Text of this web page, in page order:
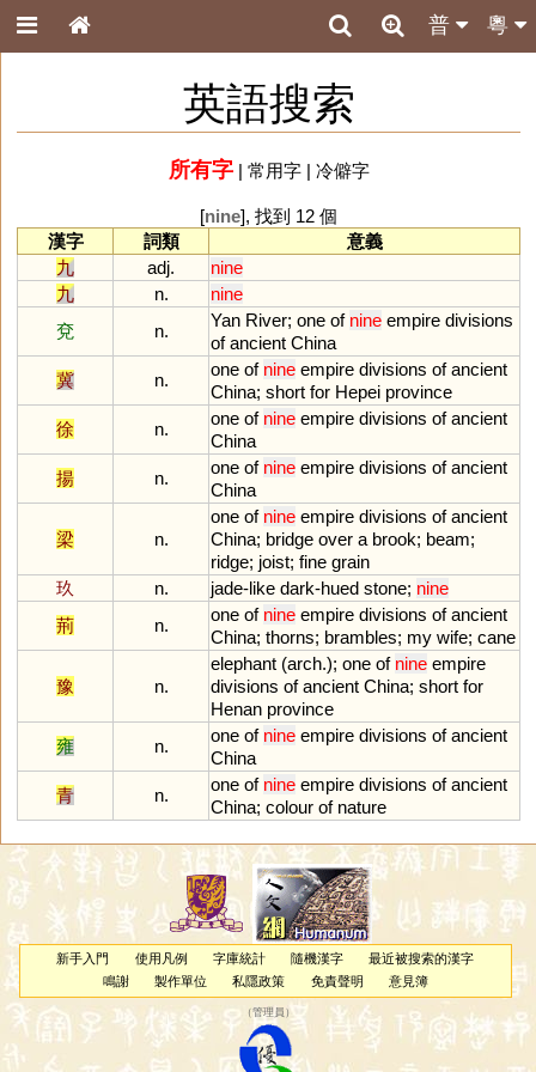
粵
普
英語搜索
所有字| 常用字| 冷僻字
[nine], 找到 12 個
漢字
詞類
意義
九
adj.
nine
九
n.
nine
兗
n.
Yan River; one of nine empire divisions
of ancient China
冀
n.
one of nine empire divisions of ancient
China; short for Hepei province
徐
n.
one of nine empire divisions of ancient
China
揚
n.
one of nine empire divisions of ancient
China
梁 n.
one of nine empire divisions of ancient
China; bridge over a brook; beam;
ridge; joist; fine grain
玖
n. jade-like dark-hued stone; nine
荊
n.
one of nine empire divisions of ancient
China; thorns; brambles; my wife; cane
豫 n.
elephant (arch.); one of nine empire
divisions of ancient China; short for
Henan province
雍
n.
one of nine empire divisions of ancient
China
青
n.
one of nine empire divisions of ancient
China; colour of nature
新手入門 使用凡例 字庫統計 隨機漢字
最近被搜索的漢字
鳴謝
製作單位 私隱政策 免責聲明 意見簿
（管理員 ）